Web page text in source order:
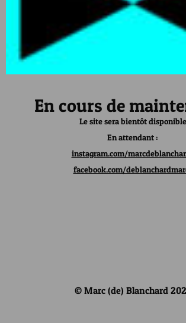
En cours de
Le site sera bientôt disponible
En attendant :
instagram.com/
facebook.com/
© Marc (de) Blanchard